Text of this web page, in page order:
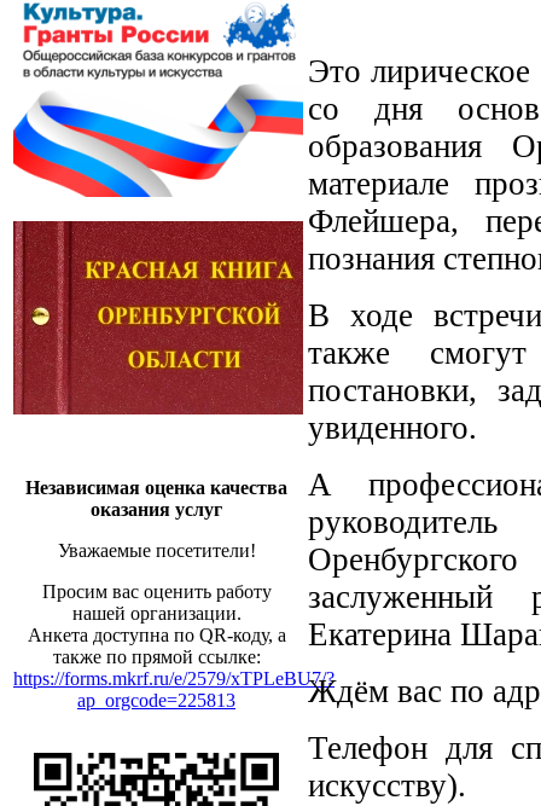
Независимая оценка качества
оказания услуг
Уважаемые посетители!
Просим вас оценить работу
нашей организации.
Анкета доступна по QR-коду, а
также по прямой ссылке:
https://forms.mkrf.ru/e/2579/xTPLeBU7/?
ap_orgcode=225813
Это
со дня
образования
материале
Флейшера,
познания
В ходе
также
постановки,
увиденного.
А
заслуженный
Екатерина
Ждём вас по
Телефон для
искусству).